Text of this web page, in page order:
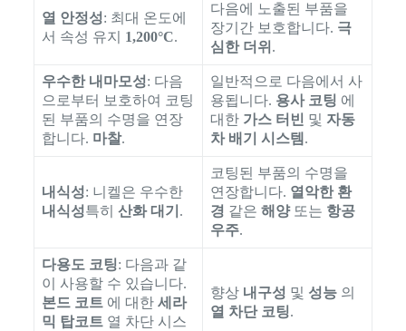
열 안정성: 최대 온도에
서 속성 유지 1,200°C.
다음에 노출된 부품을
장기간 보호합니다. 극
심한 더위 .
우수한 내마모성: 다음
으로부터 보호하여 코팅
된 부품의 수명을 연장
합니다. 마찰.
일반적으로 다음에서 사
용됩니다. 용사 코팅 에
대한 가스 터빈 및 자동
차 배기 시스템 .
내식성: 니켈은 우수한
내식성특히 산화 대기 .
코팅된 부품의 수명을
연장합니다. 열악한 환
경 같은 해양또는 항공
우주.
다용도 코팅: 다음과 같
이 사용할 수 있습니다.
본드 코트에 대한 세라
믹 탑코트열 차단 시스
향상 내구성 및 성능의
열 차단 코팅.